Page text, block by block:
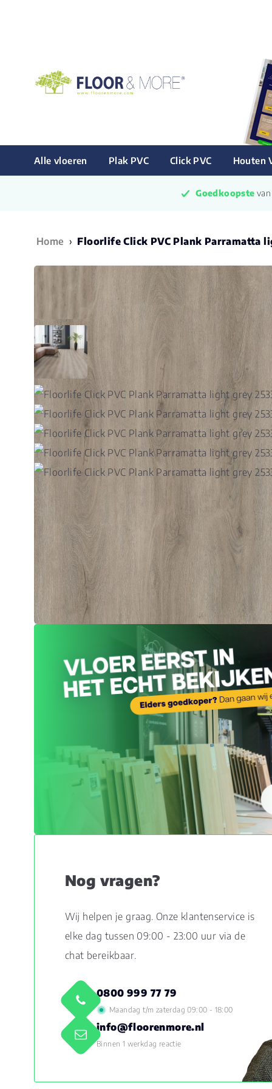
Alle vloeren Plak PVC Click PVC Houten
Goedkoopste
Home › Floorlife Click PVC Plank Parramatta
Nog vragen?
Wij helpen je graag. Onze klantenservice is
elke dag tussen 09:00 - 23:00 uur via de
chat bereikbaar.
0800 999 77 79
Maandag t/m zaterdag 09:00 - 18:00
info@floorenmore.nl
Binnen 1 werkdag reactie